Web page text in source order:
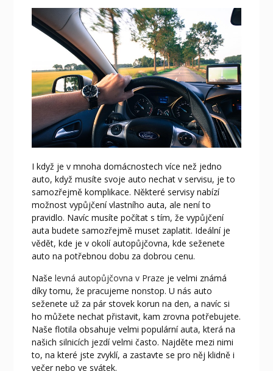
I když je v mnoha domácnostech více než jedno
auto, když musíte svoje auto nechat v servisu, je to
samozřejmě komplikace. Některé servisy nabízí
možnost vypůjčení vlastního auta, ale není to
pravidlo. Navíc musíte počítat s tím, že vypůjčení
auta budete samozřejmě muset zaplatit. Ideální je
vědět, kde je v okolí autopůjčovna, kde seženete
auto na potřebnou dobu za dobrou cenu.
Naše levná autopůjčovna v Praze je velmi známá
díky tomu, že pracujeme nonstop. U nás auto
seženete už za pár stovek korun na den, a navíc si
ho můžete nechat přistavit, kam zrovna potřebujete.
Naše flotila obsahuje velmi populární auta, která na
našich silnicích jezdí velmi často. Najděte mezi nimi
to, na které jste zvyklí, a zastavte se pro něj klidně i
večer nebo ve svátek.